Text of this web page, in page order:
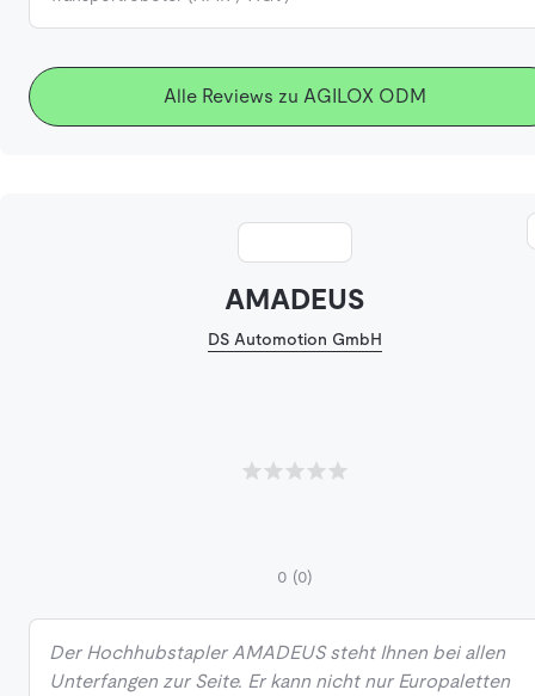
Alle Reviews zu AGILOX ODM
AMADEUS
DS Automotion GmbH
0 (0)
Der Hochhubstapler AMADEUS steht Ihnen bei allen
Unterfangen zur Seite. Er kann nicht nur Europaletten